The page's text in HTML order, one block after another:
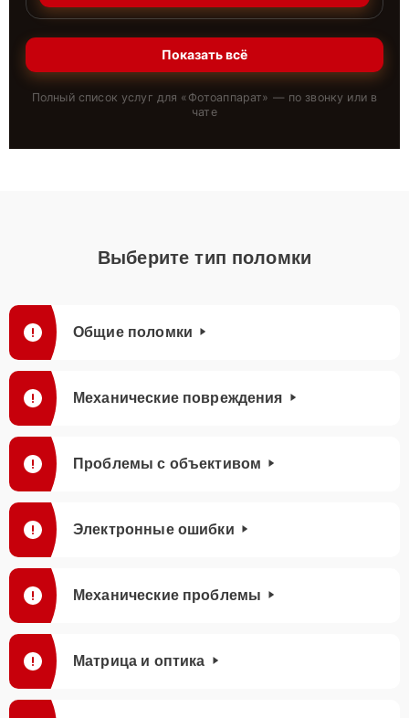
Показать всё
Полный список услуг для « Фотоаппарат» — по звонку или в
чате
Выберите тип поломки
Общие поломки
Механические повреждения
Проблемы с объективом
Электронные ошибки
Механические проблемы
Матрица и оптика